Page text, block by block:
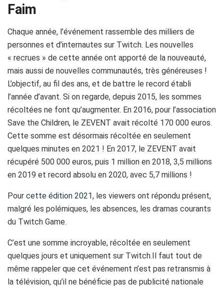
Faim
Chaque année, l’événement rassemble des milliers de
personnes et d’internautes sur Twitch. Les nouvelles
« recrues » de cette année ont apporté de la nouveauté,
mais aussi de nouvelles communautés, très généreuses !
L’objectif, au fil des ans, et de battre le record établi
l’année d’avant. Si on regarde, depuis 2015, les sommes
récoltées ne font qu’augmenter. En 2016, pour l’association
Save the Children, le ZEVENT avait récolté 170 000 euros.
Cette somme est désormais récoltée en seulement
quelques minutes en 2021 ! En 2017, le ZEVENT avait
récupéré 500 000 euros, puis 1 million en 2018, 3,5 millions
en 2019 et record absolu en 2020, avec 5,7 millions !
Pour cette édition 2021, les viewers ont répondu présent,
malgré les polémiques, les absences, les dramas courants
du Twitch Game.
C’est une somme incroyable, récoltée en seulement
quelques jours et uniquement sur Twitch.Il faut tout de
même rappeler que cet événement n’est pas retransmis à
la télévision, qu’il ne bénéficie pas de publicité nationale